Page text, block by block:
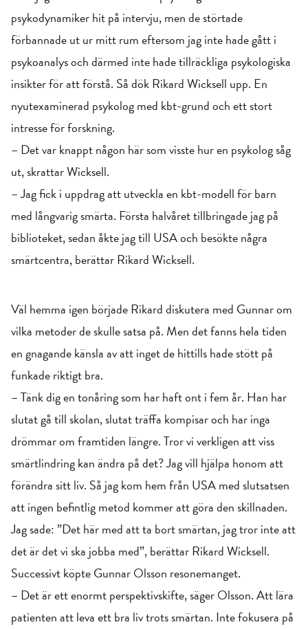
psykodynamiker hit på intervju, men de störtade
förbannade ut ur mitt rum eftersom jag inte hade gått i
psykoanalys och därmed inte hade tillräckliga psykologiska
insikter för att förstå. Så dök Rikard Wicksell upp. En
nyutexaminerad psykolog med kbt-grund och ett stort
intresse för forskning.
– Det var knappt någon här som visste hur en psykolog såg
ut, skrattar Wicksell.
– Jag fick i uppdrag att utveckla en kbt-modell för barn
med långvarig smärta. Första halvåret tillbringade jag på
biblioteket, sedan åkte jag till USA och besökte några
smärtcentra, berättar Rikard Wicksell.
Väl hemma igen började Rikard diskutera med Gunnar om
vilka metoder de skulle satsa på. Men det fanns hela tiden
en gnagande känsla av att inget de hittills hade stött på
funkade riktigt bra.
– Tänk dig en tonåring som har haft ont i fem år. Han har
slutat gå till skolan, slutat träffa kompisar och har inga
drömmar om framtiden längre. Tror vi verkligen att viss
smärtlindring kan ändra på det? Jag vill hjälpa honom att
förändra sitt liv. Så jag kom hem från USA med slutsatsen
att ingen befintlig metod kommer att göra den skillnaden.
Jag sade: ”Det här med att ta bort smärtan, jag tror inte att
det är det vi ska jobba med”, berättar Rikard Wicksell.
Successivt köpte Gunnar Olsson resonemanget.
– Det är ett enormt perspektivskifte, säger Olsson. Att lära
patienten att leva ett bra liv trots smärtan. Inte fokusera på